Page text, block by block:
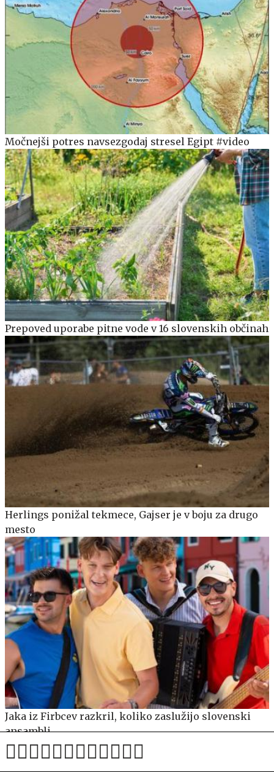
Močnejši potres navsezgodaj stresel Egipt #video
Prepoved uporabe pitne vode v 16 slovenskih občinah
Herlings ponižal tekmece, Gajser je v boju za drugo
mesto
Jaka iz Firbcev razkril, koliko zaslužijo slovenski
ansambli